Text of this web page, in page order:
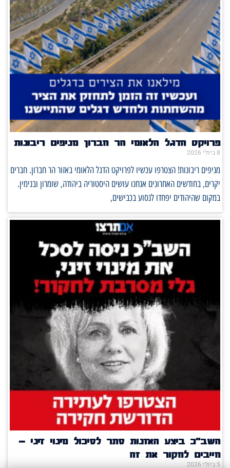
פרויקט הדגל הלאומי הר חברון מניפים ריבונות
8 ביולי 2026
מניפים ריבונות! הצטרפו עכשיו לפרויקט הדגל הלאומי באזור הר חברון. חברים
יקרים, בחודשים האחרונים אנחנו עושים היסטוריה ביהודה, שומרון ובנימין.
במקום שהיהודים יפחדו לנסוע בכבישים,
השב"כ ביצע האזנות סתר לסיכול מינוי זיני –
חייבים לחקור את זה
5 ביולי 2026